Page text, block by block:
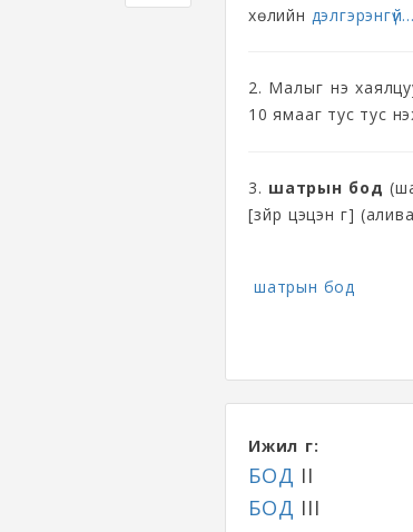
хөлийн дэлгэрэнгүй...
2. Малыг үнэ
10 ямааг тус тус
3. шатрын бод
[зүйр цэцэн үг]
шатрын бод
Ижил үг:
БОД II
БОД III